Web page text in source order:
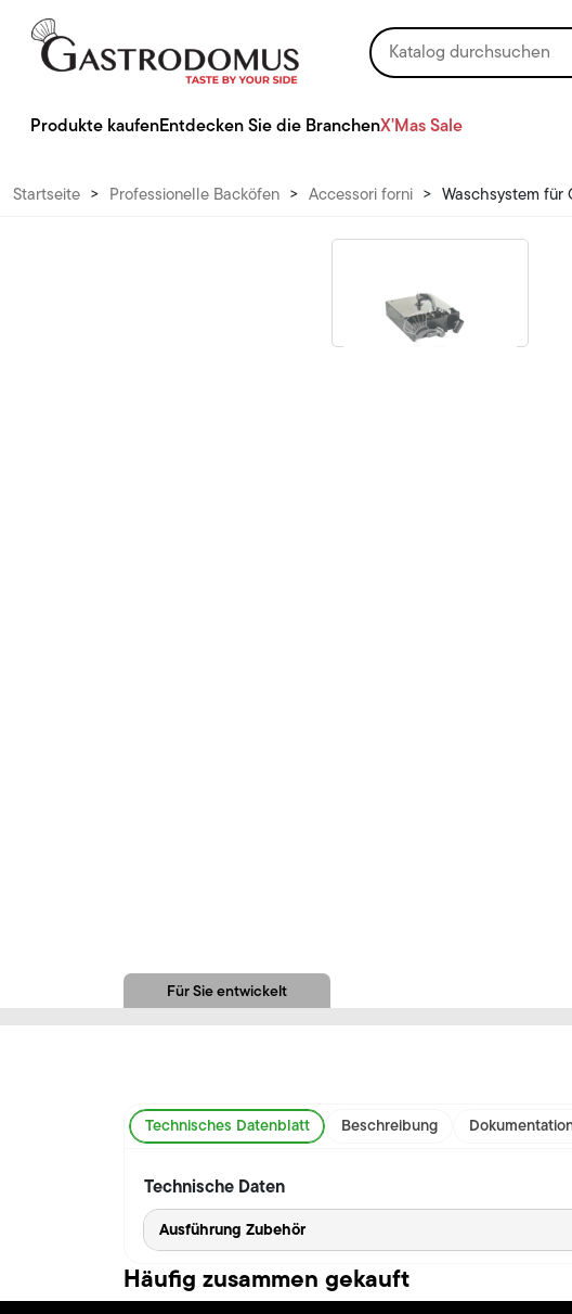
Produkte kaufenEntdecken Sie die BranchenX'Mas Sale
Startseite > Professionelle Backöfen > Accessori forni > Waschsystem für
Für Sie entwickelt
Technisches Datenblatt Beschreibung
Technische Daten
Ausführung Zubehör
Häufig zusammen gekauft